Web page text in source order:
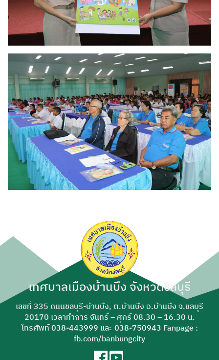
เทศบาลเมืองบ้านบึง จังหวัดชลบุรี
เลขที่ 335 ถนนชลบุรี-บ้านบึง, ต.บ้านบึง อ.บ้านบึง จ.ชลบุรี
20170 เวลาทำการ จันทร์ – ศุกร์ 08.30 – 16.30 น.
โทรศัพท์038-443999 และ 038-750943 Fanpage :
fb.com/banbungcity